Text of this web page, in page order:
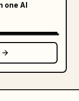
one AI